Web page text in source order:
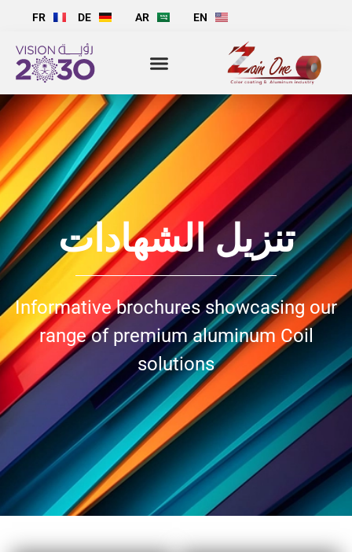
EN
AR
DE
FR
تنزيل الشهادات
Informative brochures showcasing our
range of premium aluminum Coil
solutions